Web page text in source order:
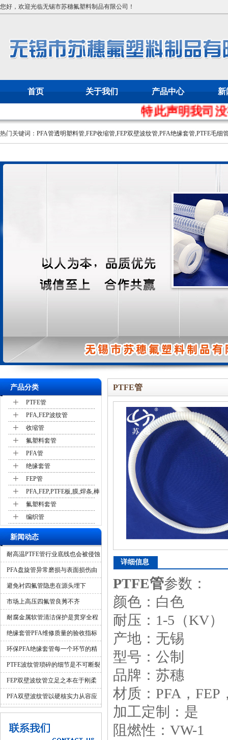
您好，欢迎光临无锡市苏穗氟塑料制品有限公司！
首页 关于我们 产品中心 新
特此声明我司没有
热门关键词： PFA管透明塑料管,FEP收缩管,FEP双壁波纹管,PFA绝缘套管,PTFE毛细
产品分类
+ PTFE管
+ PFA,FEP波纹管
+ 收缩管
+ 氟塑料套管
+ PFA管
+ 绝缘套管
+ FEP管
+ PFA,FEP,PTFE板,膜,焊条,棒
+ 氟塑料套管
+ 编织管
新闻动态
耐高温PTFE管行业底线也会被侵蚀
吗？
PFA盘旋管异常磨损与表面损伤由
什么造成？
避免衬四氟管隐患在源头埋下
市场上高压四氟管良莠不齐
耐腐金属软管清洁保护是贯穿全程
的隐形保障
绝缘套管PFA维修质量的验收指标
环保PFA绝缘套管每一个环节的精
细化管控
PTFE波纹管琐碎的细节是不可断裂
的一环
FEP双壁波纹管立足之本在于刚柔
并济的科学设计
PFA双壁波纹管以硬核实力从容应
对工业苛刻环境
PTFE管
详细信息
PTFE管参数：
颜色：白色
耐压：1-5（KV）
产地：无锡
型号：公制
品牌：苏穗
材质：PFA，FEP
加工定制：是
阻燃性：VW-1